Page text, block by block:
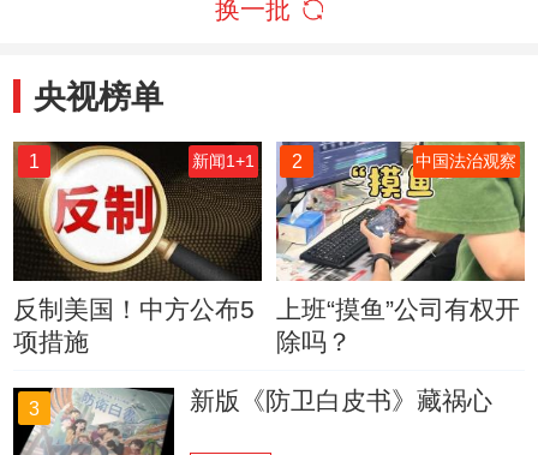
换一批
央视榜单
1 新闻1+1
反制美国！中方公布5
项措施
2 中国法治观察
上班“摸鱼”公司有权开
除吗？
3 新版《防卫白皮书》藏祸心